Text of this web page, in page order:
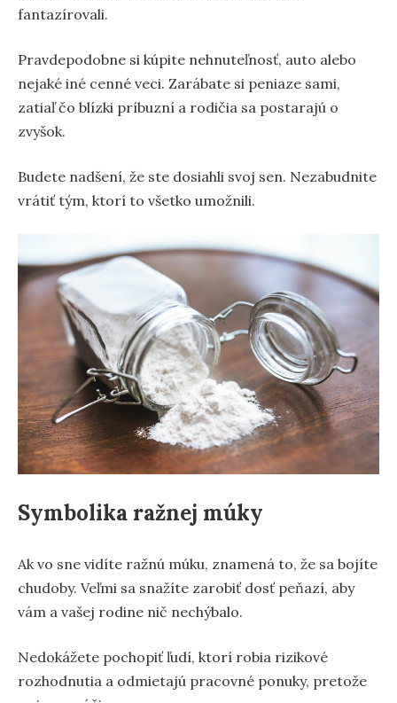
fantazírovali.
Pravdepodobne si kúpite nehnuteľnosť, auto alebo
nejaké iné cenné veci. Zarábate si peniaze sami,
zatiaľ čo blízki príbuzní a rodičia sa postarajú o
zvyšok.
Budete nadšení, že ste dosiahli svoj sen. Nezabudnite
vrátiť tým, ktorí to všetko umožnili.
Symbolika ražnej múky
Ak vo sne vidíte ražnú múku, znamená to, že sa bojíte
chudoby. Veľmi sa snažíte zarobiť dosť peňazí, aby
vám a vašej rodine nič nechýbalo.
Nedokážete pochopiť ľudí, ktorí robia rizikové
rozhodnutia a odmietajú pracovné ponuky, pretože